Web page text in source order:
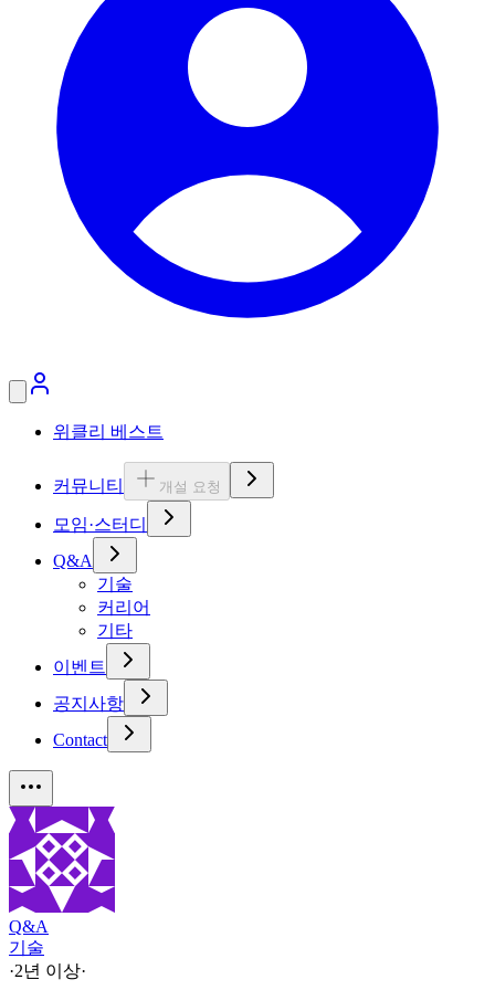
위클리 베스트
커뮤니티 개설 요청
모임·스터디
Q&A
기술
커리어
기타
이벤트
공지사항
Contact
Q&A
기술
·2년 이상·